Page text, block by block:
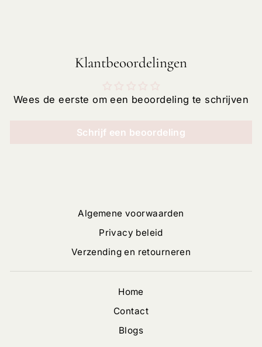
Klantbeoordelingen
Wees de eerste om een beoordeling te schrijven
Schrijf een beoordeling
Algemene voorwaarden
Privacy beleid
Verzending en retourneren
Home
Contact
Blogs